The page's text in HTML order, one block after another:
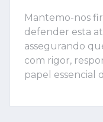
Mantemo-nos
defender esta
assegurando
com rigor,
papel essencial